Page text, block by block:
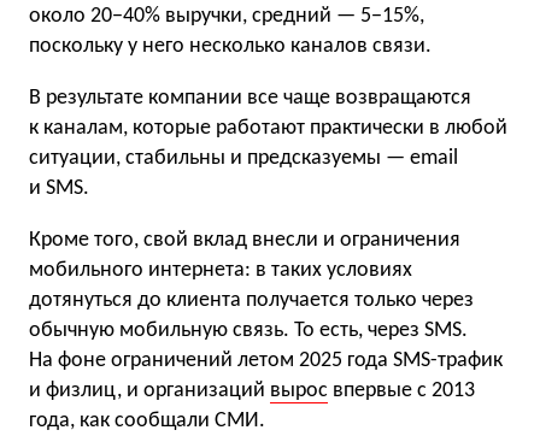
около 20−40% выручки, средний — 5−15%,
поскольку у него несколько каналов связи.
В результате компании все чаще возвращаются
к каналам, которые работают практически в любой
ситуации, стабильны и предсказуемы — email
и SMS.
Кроме того, свой вклад внесли и ограничения
мобильного интернета: в таких условиях
дотянуться до клиента получается только через
обычную мобильную связь. То есть, через SMS.
На фоне ограничений летом 2025 года SMS-трафик
и физлиц, и организаций вырос впервые с 2013
года, как сообщали СМИ.